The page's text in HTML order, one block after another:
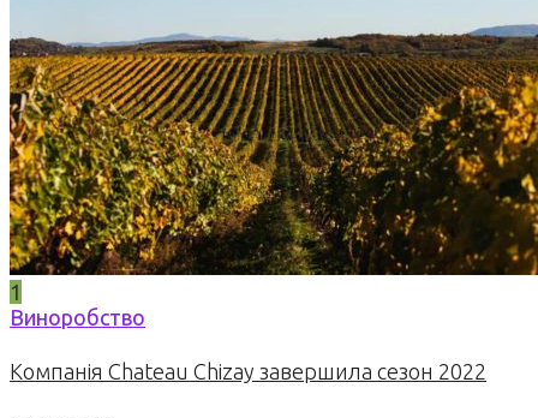
1
Виноробство
Компанія Chateau Chizay завершила сезон 2022